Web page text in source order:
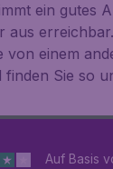
ein gutes
einem
Sie so
Auf Basis